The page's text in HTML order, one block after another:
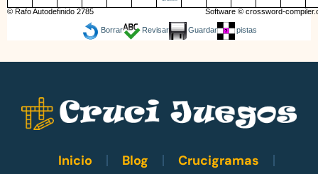
Borrar Revisar Guardar pistas
© Rafo Autodefinido 2785 Software © crossword-
Inicio Blog
Crucigramas